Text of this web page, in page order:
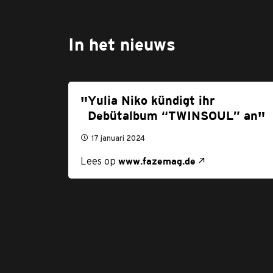
In het nieuws
Yulia Niko kündigt ihr
Debütalbum “TWINSOUL” an
17 januari 2024
Lees op www.fazemag.de